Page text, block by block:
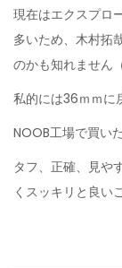
現在はエクスプロ
多いため、木村拓
のかも知れません
私的には36ｍｍに
NOOB工場で買い
タフ、正確、見や
くスッキリと良い